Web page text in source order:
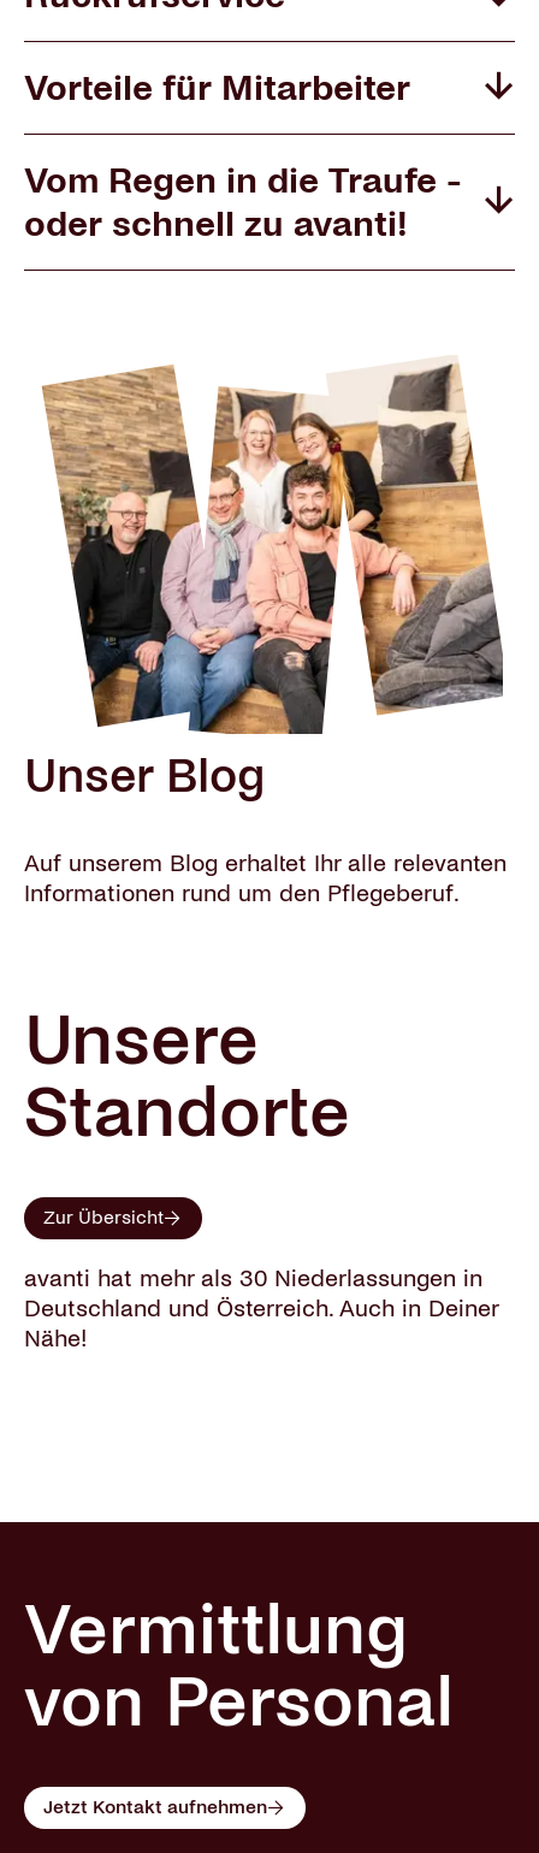
Vorteile für Mitarbeiter
Vom Regen in die Traufe -
oder schnell zu avanti!
Unser Blog
Auf unserem Blog erhaltet Ihr alle relevanten
Informationen rund um den Pflegeberuf.
Unsere
Standorte
Zur Übersicht
avanti hat mehr als 30 Niederlassungen in
Deutschland und Österreich. Auch in Deiner
Nähe!
Vermittlung
von Personal
Jetzt Kontakt aufnehmen